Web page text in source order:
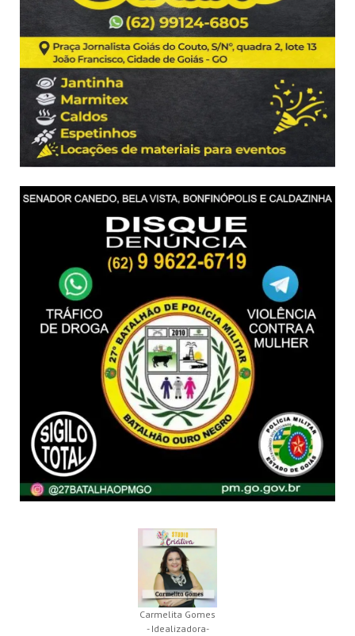
Carmelita Gomes
- Idealizadora-